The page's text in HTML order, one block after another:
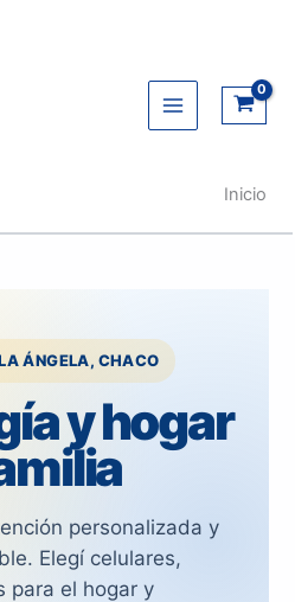
Inicio
ÁNGELA, CHACO
y hogar
personalizada y
Elegí celulares,
para el hogar y